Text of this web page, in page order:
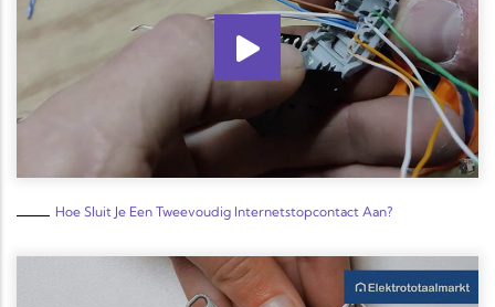
Hoe Sluit Je Een Tweevoudig Internetstopcontact Aan?